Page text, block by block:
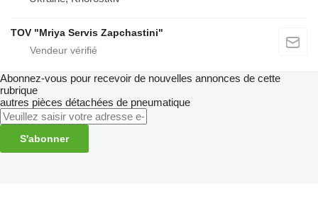
TOV "Mriya Servis Zapchastini"
Abonnez-vous pour recevoir de nouvelles annonces de cette
rubrique
autres pièces détachées de pneumatique
S'abonner